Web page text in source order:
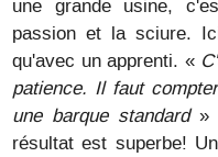
une grande usine,
passion et la sciure.
qu'avec un apprenti. «
patience. Il faut
une barque standard»
résultat est superbe!